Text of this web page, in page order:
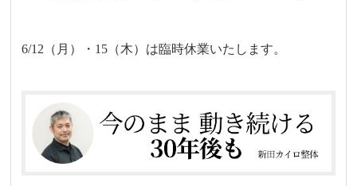
6/12（月）・15（木）は臨時休業いたします。